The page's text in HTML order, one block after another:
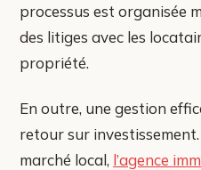
processus est organisée
des litiges avec les
propriété.
En outre, une gestion
retour sur
marché local, l’agence